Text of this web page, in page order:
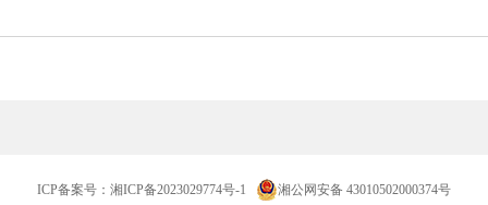
ICP备案号： 湘ICP备2023029774号-1 湘公网安备 43010502000374号